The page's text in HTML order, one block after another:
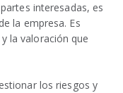
interesadas, es
la empresa. Es
la valoración que
los riesgos y